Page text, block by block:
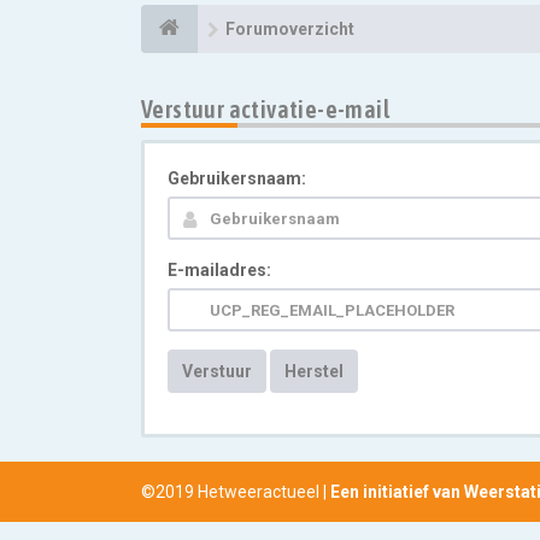
Forumoverzicht
Verstuur activatie-e-mail
Gebruikersnaam:
E-mailadres:
Verstuur Herstel
©2019 Hetweeractueel | Een initiatief van